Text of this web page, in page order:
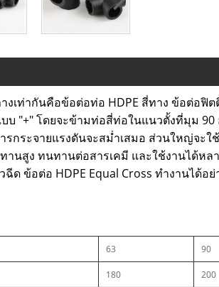
งเท่ากันคือข้อต่อท่อ HDPE สี่ทาง ข้อต่อ
บ "+" โดยจะข้ามท่อสี่ท่อในแนวตั้งที่มุม
รกระจายแรงดันจะสม่ำเสมอ ส่วนใหญ่จะ
านสูง ทนทานต่อสารเคมี และใช้งานได้ห
ฉีด ข้อต่อ HDPE Equal Cross ทำงานได้
63 90
180 200